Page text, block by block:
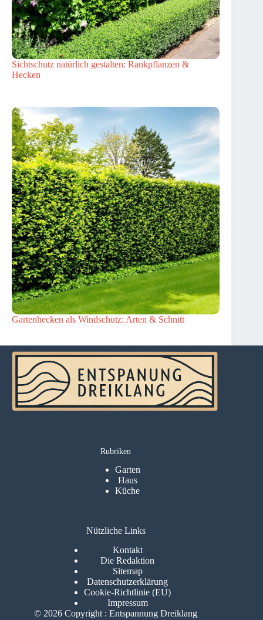
Sichtschutz natürlich gestalten: Rankpflanzen &
Hecken
Gartenhecken als Windschutz: Arten & Schnitt
Rubriken
Garten
Haus
Küche
Nützliche Links
Kontakt
Die Redaktion
Sitemap
Datenschutzerklärung
Cookie-Richtlinie (EU)
Impressum
© 2026 Copyright : Entspannung Dreiklang